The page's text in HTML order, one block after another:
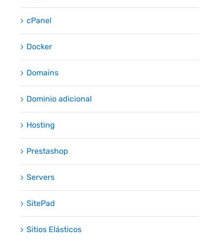
cPanel
Docker
Domains
Dominio adicional
Hosting
Prestashop
Servers
SitePad
Sitios Elásticos